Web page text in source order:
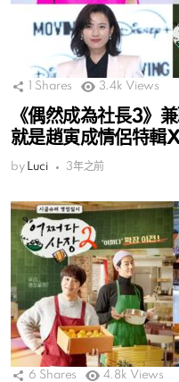
Shares 3.4k Views
《偶然成為社長3》
就是趙寅成情侶特輯
by Luci 3年之前
6 Shares 4.8k Views